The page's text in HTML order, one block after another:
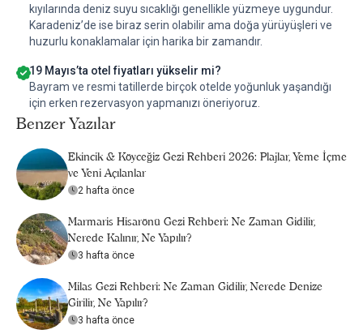
kıyılarında deniz suyu sıcaklığı genellikle yüzmeye uygundur.
Karadeniz’de ise biraz serin olabilir ama doğa yürüyüşleri ve
huzurlu konaklamalar için harika bir zamandır.
19 Mayıs’ta otel fiyatları yükselir mi?
Bayram ve resmi tatillerde birçok otelde yoğunluk yaşandığı
için erken rezervasyon yapmanızı öneriyoruz.
Benzer Yazılar
Ekincik & Köyceğiz Gezi Rehberi 2026: Plajlar, Yeme İçme
ve Yeni Açılanlar
2 hafta önce
Marmaris Hisarönü Gezi Rehberi: Ne Zaman Gidilir,
Nerede Kalınır, Ne Yapılır?
3 hafta önce
Milas Gezi Rehberi: Ne Zaman Gidilir, Nerede Denize
Girilir, Ne Yapılır?
3 hafta önce